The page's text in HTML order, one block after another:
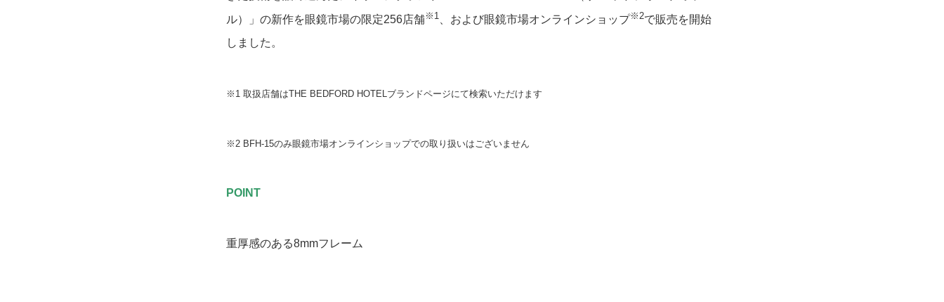
ル）」の新作を眼鏡市場の限定256店舗※1、および眼鏡市場オンラインショップ※2で販売を開始
しました。
※1 取扱店舗はTHE BEDFORD HOTELブランドページにて検索いただけます
※2 BFH-15のみ眼鏡市場オンラインショップでの取り扱いはございません
POINT
重厚感のある8mmフレーム